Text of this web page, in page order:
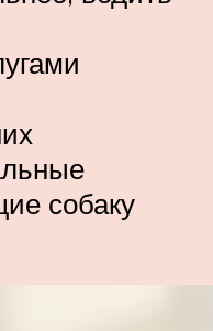
собаку